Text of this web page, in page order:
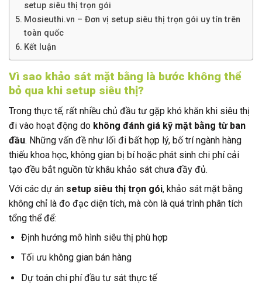
setup siêu thị trọn gói
Mosieuthi.vn – Đơn vị setup siêu thị trọn gói uy tín trên
toàn quốc
Kết luận
Vì sao khảo sát mặt bằng là bước không thể
bỏ qua khi setup siêu thị?
Trong thực tế, rất nhiều chủ đầu tư gặp khó khăn khi siêu thị
đi vào hoạt động do không đánh giá kỹ mặt bằng từ ban
đầu. Những vấn đề như lối đi bất hợp lý, bố trí ngành hàng
thiếu khoa học, không gian bị bí hoặc phát sinh chi phí cải
tạo đều bắt nguồn từ khâu khảo sát chưa đầy đủ.
Với các dự án setup siêu thị trọn gói, khảo sát mặt bằng
không chỉ là đo đạc diện tích, mà còn là quá trình phân tích
tổng thể để:
Định hướng mô hình siêu thị phù hợp
Tối ưu không gian bán hàng
Dự toán chi phí đầu tư sát thực tế